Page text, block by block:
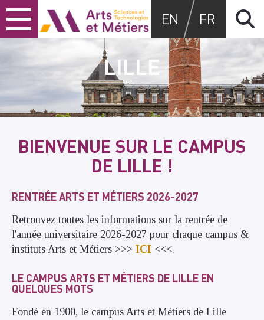
Skip
to
content
Skip
to
main
Skip
to
search
Arts et métiers
EN FR
LILLE
BIENVENUE SUR LE CAMPUS
DE LILLE !
RENTRÉE ARTS ET MÉTIERS 2026-2027
Retrouvez toutes les informations sur la rentrée de
l'année universitaire 2026-2027 pour chaque campus &
instituts Arts et Métiers >>> ICI <<<.
LE CAMPUS ARTS ET MÉTIERS DE LILLE EN
QUELQUES MOTS
Fondé en 1900, le campus Arts et Métiers de Lille